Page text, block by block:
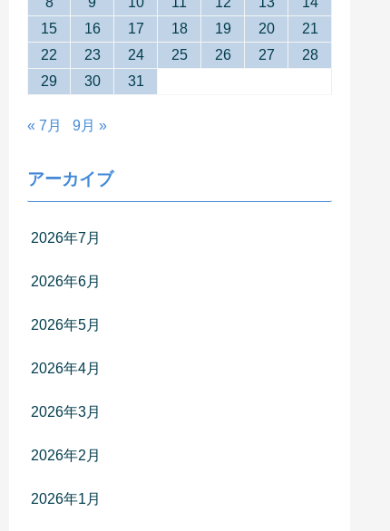
15
16 17 18 19 20
21
22
23 24 25 26 27
28
29
30 31
« 7月 9月 »
アーカイブ
2026年7月
2026年6月
2026年5月
2026年4月
2026年3月
2026年2月
2026年1月